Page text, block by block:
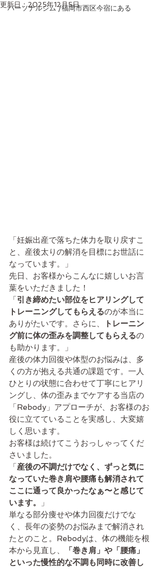
パーソナルジム /福岡市西区今宿にある
更新日：2025年12月5日
「妊娠出産で落ちた体力を取り戻すこ
と、産後太りの解消を目標にお世話に
なっています。」
先日、お客様からこんなに嬉しいお言
葉をいただきました！
「引き締めたい部位をヒアリングして
トレーニングしてもらえるのが本当に
ありがたいです。さらに、
トレーニン
グ前に体の歪みを調整してもらえるの
も助かります。」
産後の体力回復や体型のお悩みは、多
くの方が抱える共通の課題です。一人
ひとりの状態に合わせて丁寧にヒアリ
ングし、体の歪みまでケアする当店の
「Rebody」アプローチが、お客様のお
役に立てていることを実感し、大変嬉
しく思います。
お客様は続けてこうおっしゃってくだ
さいました。
「産後の不調だけでなく、ずっと気に
なっていた巻き肩や腰痛も解消されて
ここに通って良かったなぁ〜と感じて
います。
」
単なる部分痩せや体力回復だけでな
く、長年の姿勢のお悩みまで解消され
たとのこと。Rebodyは、体の機能を根
本から見直し、
「巻き肩」や「腰痛」
といった慢性的な不調も同時に改善し